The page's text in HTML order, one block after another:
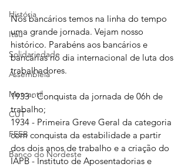
História
Itaú
Solidariedade
Assembleia
Mercantil
CUT
FEEB
Banco do Nordeste
Nós bancários temos na linha do tempo
uma grande jornada. Vejam nosso
histórico. Parabéns aos bancários e
bancárias no dia internacional de luta dos
trabalhadores.
1933 - Conquista da jornada de 06h de
trabalho;
1934 - Primeira Greve Geral da categoria
com conquista da estabilidade a partir
dos dois anos de trabalho e a criação do
IAPB - Instituto de Aposentadorias e